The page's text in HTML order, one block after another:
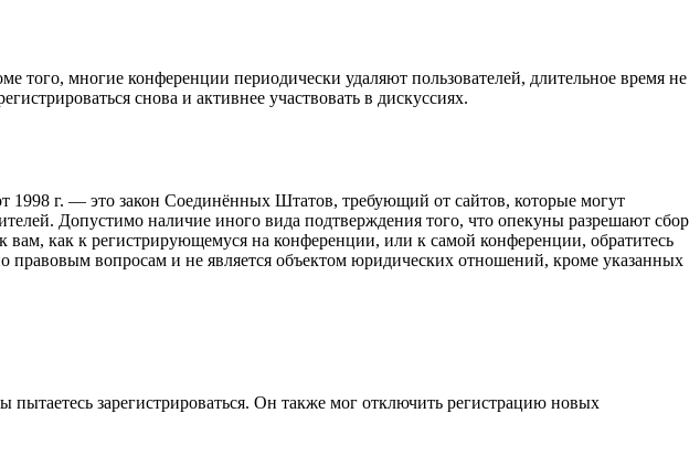
многие конференции периодически удаляют пользователей, длительное время не
снова и активнее участвовать в дискуссиях.
1998 г. — это закон Соединённых Штатов, требующий от сайтов, которые могут
Допустимо наличие иного вида подтверждения того, что опекуны разрешают сбор
как к регистрирующемуся на конференции, или к самой конференции, обратитесь
вопросам и не является объектом юридических отношений, кроме указанных
зарегистрироваться. Он также мог отключить регистрацию новых